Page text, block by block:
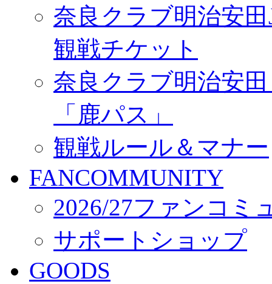
奈良クラブ明治安
観戦チケット
奈良クラブ明治安
「鹿パス」
観戦ルール＆マナー
FANCOMMUNITY
2026/27ファンコミ
サポートショップ
GOODS